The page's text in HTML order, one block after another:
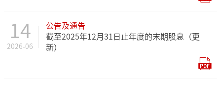
14
2026-06
公告及通告
截至2025年12月31日止年度的末期股息（更
新）